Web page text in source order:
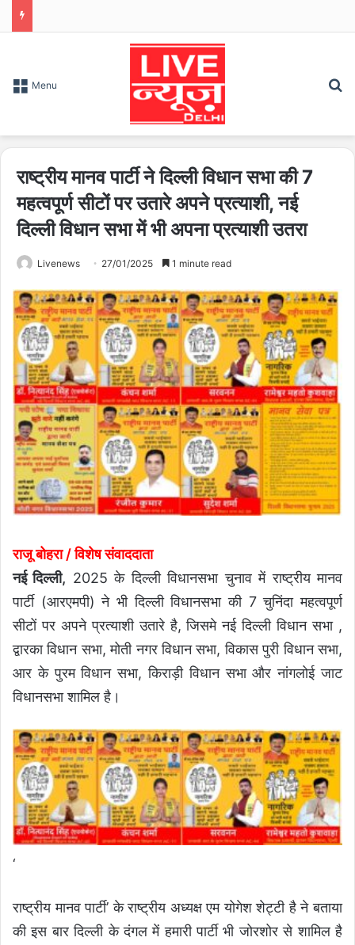
Menu
राष्ट्रीय मानव पार्टी ने दिल्ली विधान सभा की 7
महत्वपूर्ण सीटों पर उतारे अपने प्रत्याशी, नई
दिल्ली विधान सभा में भी अपना प्रत्याशी उतरा
Livenews 27/01/2025 1 minute read
राजू बोहरा / विशेष संवाददाता
नई दिल्ली, 2025 के दिल्ली विधानसभा चुनाव में राष्ट्रीय मानव
पार्टी (आरएमपी) ने भी दिल्ली विधानसभा की 7 चुनिंदा महत्वपूर्ण
सीटों पर अपने प्रत्याशी उतारे है, जिसमे नई दिल्ली विधान सभा ,
द्वारका विधान सभा, मोती नगर विधान सभा, विकास पुरी विधान सभा,
आर के पुरम विधान सभा, किराड़ी विधान सभा और नांगलोई जाट
विधानसभा शामिल है।
‘
राष्ट्रीय मानव पार्टी’ के राष्ट्रीय अध्यक्ष एम योगेश शेट्टी है ने बताया
की इस बार दिल्ली के दंगल में हमारी पार्टी भी जोरशोर से शामिल है